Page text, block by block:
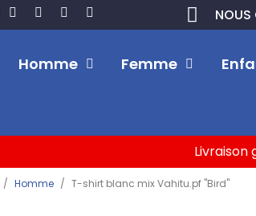
NOUS
Homme Femme
Homme T-shirt blanc mix Vahitu.pf "Bird"